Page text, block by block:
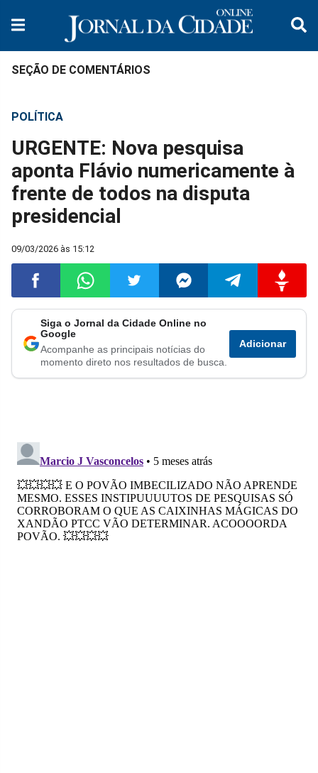
SEÇÃO DE COMENTÁRIOS
POLÍTICA
URGENTE: Nova pesquisa
aponta Flávio numericamente à
frente de todos na disputa
presidencial
09/03/2026 às 15:12
Compartilhar
no
Compartilhar
no
Compartilhar
no
Compartilhar
no
Compartilhar
no
no
Siga o Jornal da Cidade Online no
Google
Acompanhe as principais notícias do
momento direto nos resultados de busca.
Adicionar